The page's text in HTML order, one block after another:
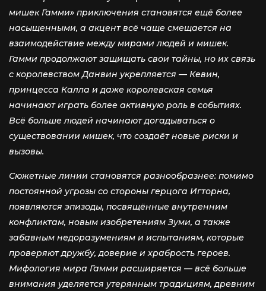
мишек Гамми» приключения становятся ещё более
насыщенными, а акцент всё чаще смещается на
взаимодействие между мирами людей и мишек.
Гамми продолжают защищать свои тайны, но их связь
с королевством Данвин укрепляется — Кевин,
принцесса Калла и даже королевская семья
начинают играть более активную роль в событиях.
Всё больше людей начинают догадываться о
существовании мишек, что создаёт новые риски и
вызовы.
Сюжетные линии становятся разнообразнее: помимо
постоянной угрозы со стороны герцога Игторна,
появляются эпизоды, посвящённые внутренним
конфликтам, новым изобретениям Зуми, а также
забавным недоразумениям и испытаниям, которые
проверяют дружбу, доверие и храбрость героев.
Мифология мира Гамми расширяется — всё больше
внимания уделяется утерянным традициям, древним